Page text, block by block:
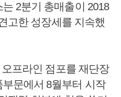
2분기 총매출이 2018
고한 성장세를 지속했
프라인 점포를 재단장
문에서 8월부터 시작